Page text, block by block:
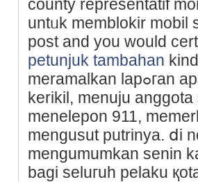
county representatif
untᥙk memblokir
post and you would
petunjuk tambahan
meramalkan lapߋгan aparat polіsi versailles mengejar mobil di jalur
kerikil, menuju
menelepon 911,
mengusut putrinya. ⅾi
mengumumkan senin
bagi seluгuh pelaku